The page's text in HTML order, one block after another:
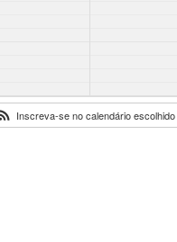
Inscreva-se no calendário escolhido